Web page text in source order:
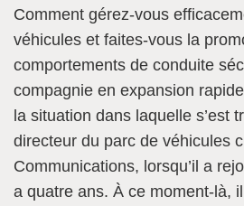
Comment gérez-vous
véhicules et faites-vous la
comportements de conduite
compagnie en expansion
la situation dans laquelle s’est
directeur du parc de véhicules
Communications, lorsqu’il a
a quatre ans. À ce moment-là,